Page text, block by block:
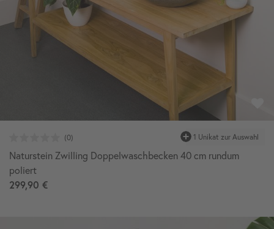
1 Unikat zur Auswahl
Naturstein Zwilling Doppelwaschbecken 40 cm rundum
poliert
299,90 €